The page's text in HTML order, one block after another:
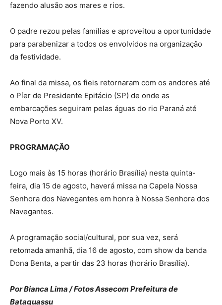
fazendo alusão aos mares e rios.
O padre rezou pelas famílias e aproveitou a oportunidade
para parabenizar a todos os envolvidos na organização
da festividade.
Ao final da missa, os fieis retornaram com os andores até
o Píer de Presidente Epitácio (SP) de onde as
embarcações seguiram pelas águas do rio Paraná até
Nova Porto XV.
PROGRAMAÇÃO
Logo mais às 15 horas (horário Brasília) nesta quinta-
feira, dia 15 de agosto, haverá missa na Capela Nossa
Senhora dos Navegantes em honra à Nossa Senhora dos
Navegantes.
A programação social/cultural, por sua vez, será
retomada amanhã, dia 16 de agosto, com show da banda
Dona Benta, a partir das 23 horas (horário Brasília).
Por Bianca Lima / Fotos Assecom Prefeitura de
Bataguassu